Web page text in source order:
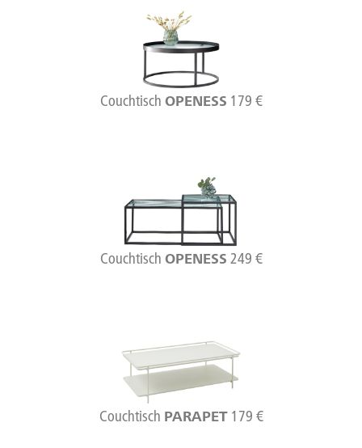
Couchtisch OPENESS 179 €
Couchtisch OPENESS 249 €
Couchtisch PARAPET179 €